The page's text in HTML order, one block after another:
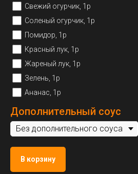
Свежий огурчик, 1р
Соленый огурчик, 1р
Помидор, 1р
Красный лук, 1р
Жареный лук, 1р
Зелень, 1р
Ананас, 1р
Дополнительный соус
В корзину